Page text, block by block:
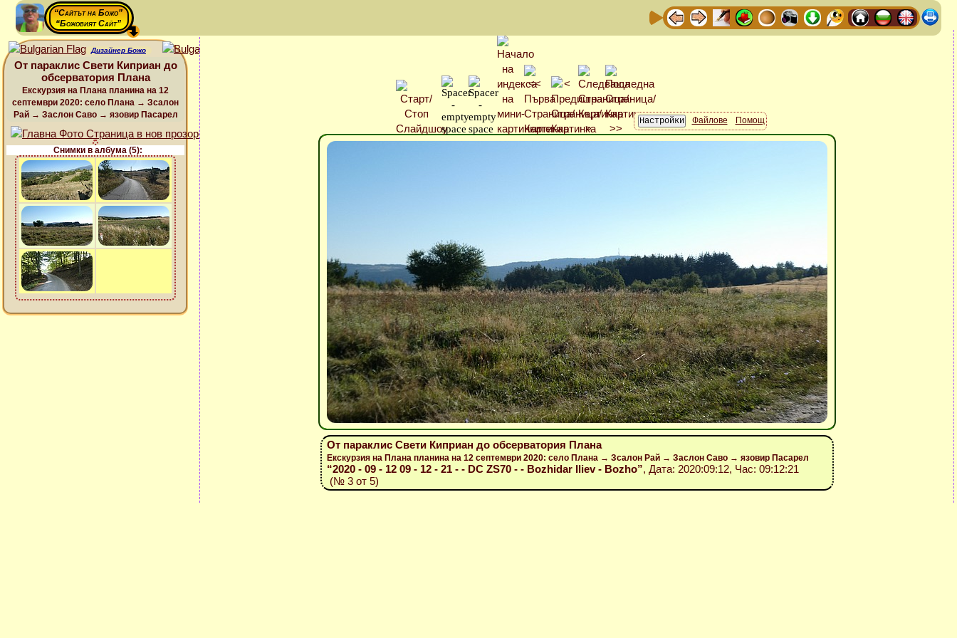
“Сайтът на Божо”
“Божовият Сайт”
Дизайнер Божо
От параклис Свети Киприан до
обсерватория Плана
Екскурзия на Плана планина на 12
септември 2020: село Плана → Зсалон
Рай → Заслон Саво → язовир Пасарел
Снимки в албума (5):
Файлове Помощ
От параклис Свети Киприан до обсерватория Плана
Екскурзия на Плана планина на 12 септември 2020: село Плана → Зсалон Рай → Заслон Саво → язовир Пасарел
“2020 - 09 - 12 09 - 12 - 21 - - DC ZS70 - - Bozhidar Iliev - Bozho”, Дата: 2020:09:12, Час: 09:12:21
(№ 3 от 5)